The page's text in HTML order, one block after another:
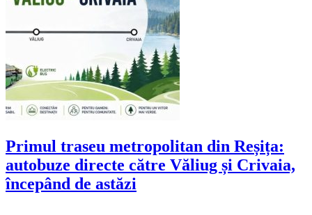
Primul traseu metropolitan din Reșița:
autobuze directe către Văliug și Crivaia,
începând de astăzi